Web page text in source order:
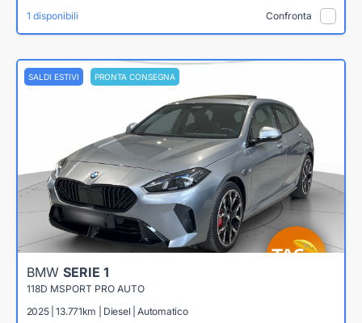
1 disponibili Confronta
SALDI ESTIVI PRONTA CONSEGNA
BMW SERIE 1
118D MSPORT PRO AUTO
2025 | 13.771km | Diesel | Automatico